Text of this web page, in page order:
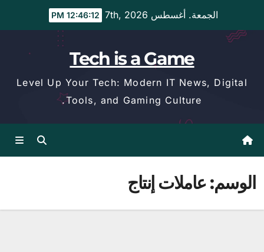
content
الجمعة. أغسطس 7th, 2026 12:46:13 PM
Tech is a Game
Level Up Your Tech: Modern IT News, Digital
Tools, and Gaming Culture.
الوسم:عاملات إنتاج